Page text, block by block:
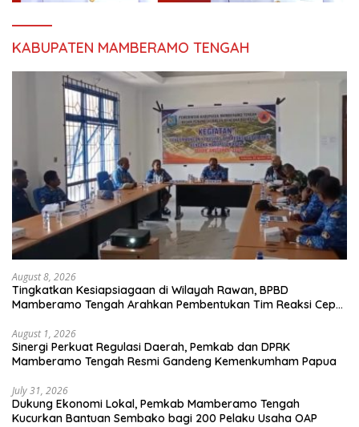
KABUPATEN MAMBERAMO TENGAH
August 8, 2026
Tingkatkan Kesiapsiagaan di Wilayah Rawan, BPBD
Mamberamo Tengah Arahkan Pembentukan Tim Reaksi Cepat
August 1, 2026
Sinergi Perkuat Regulasi Daerah, Pemkab dan DPRK
Mamberamo Tengah Resmi Gandeng Kemenkumham Papua
July 31, 2026
Dukung Ekonomi Lokal, Pemkab Mamberamo Tengah
Kucurkan Bantuan Sembako bagi 200 Pelaku Usaha OAP